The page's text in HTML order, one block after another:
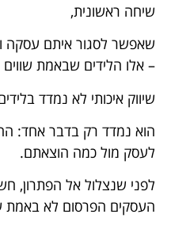
שיחה ראשונית,
שאפשר לסגור איתם עסקה
– אלו הלידים שבאמת
שיווק איכותי לא נמדד
הוא נמדד רק בדבר אחד:
לעסק מול כמה הוצאתם.
לפני שנצלול אל הפתרון,
העסקים הפרסום לא באמת